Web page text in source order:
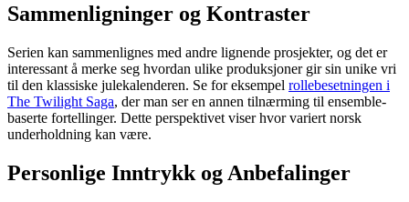
Sammenligninger og Kontraster
Serien kan sammenlignes med andre lignende prosjekter, og det er
interessant å merke seg hvordan ulike produksjoner gir sin unike vri
til den klassiske julekalenderen. Se for eksempel rollebesetningen i
The Twilight Saga, der man ser en annen tilnærming til ensemble-
baserte fortellinger. Dette perspektivet viser hvor variert norsk
underholdning kan være.
Personlige Inntrykk og Anbefalinger